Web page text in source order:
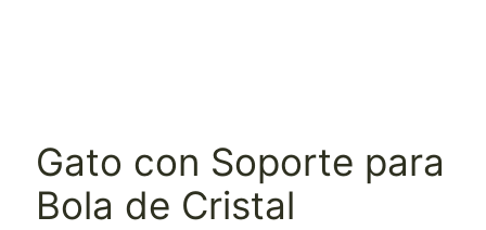
Gato con Soporte para
Bola de Cristal